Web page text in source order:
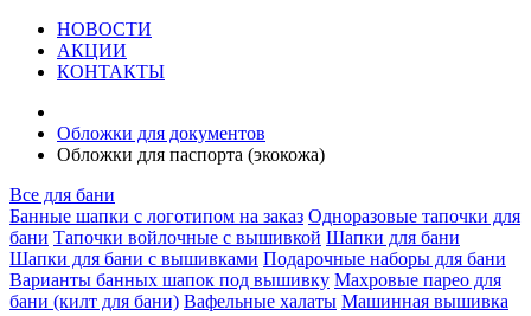
НОВОСТИ
АКЦИИ
КОНТАКТЫ
Обложки для документов
Обложки для паспорта (экокожа)
Все для бани
Банные шапки с логотипом на заказ Одноразовые тапочки для
бани Тапочки войлочные с вышивкой Шапки для бани
Шапки для бани с вышивками Подарочные наборы для бани
Варианты банных шапок под вышивку Махровые парео для
бани (килт для бани) Вафельные халаты Машинная вышивка